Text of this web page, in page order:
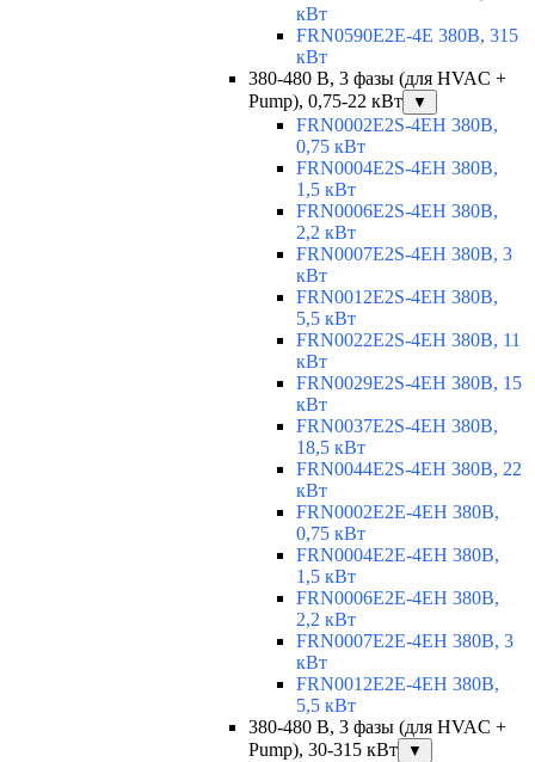
кВт
FRN0590E2E-4E 380В, 315
кВт
380-480 В, 3 фазы (для HVAC +
Pump), 0,75-22 кВт
▼
FRN0002E2S-4EH 380В,
0,75 кВт
FRN0004E2S-4EH 380В,
1,5 кВт
FRN0006E2S-4EH 380В,
2,2 кВт
FRN0007E2S-4EH 380В, 3
кВт
FRN0012E2S-4EH 380В,
5,5 кВт
FRN0022E2S-4EH 380В, 11
кВт
FRN0029E2S-4EH 380В, 15
кВт
FRN0037E2S-4EH 380В,
18,5 кВт
FRN0044E2S-4EH 380В, 22
кВт
FRN0002E2E-4EH 380В,
0,75 кВт
FRN0004E2E-4EH 380В,
1,5 кВт
FRN0006E2E-4EH 380В,
2,2 кВт
FRN0007E2E-4EH 380В, 3
кВт
FRN0012E2E-4EH 380В,
5,5 кВт
380-480 В, 3 фазы (для HVAC +
Pump), 30-315 кВт
▼